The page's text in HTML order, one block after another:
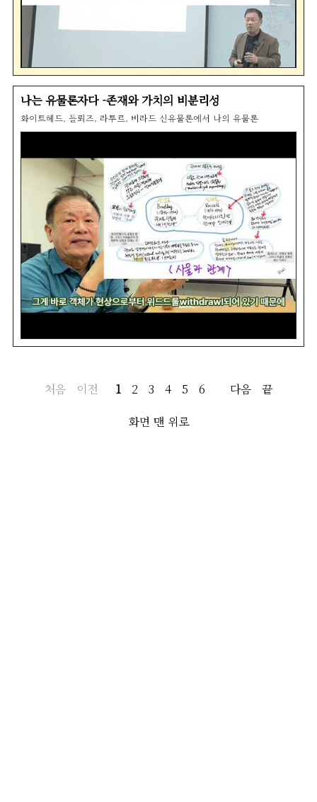
나는 유물론자다 -존재와 가치의 비분리성
화이트헤드, 들뢰즈, 라투르, 버라드 신유물론에서 나의 유물론
처음 이전 1 2 3 4 5 6 다음
끝
화면 맨 위로